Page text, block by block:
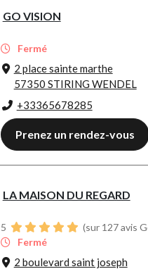
GO VISION
Fermé
2 place sainte marthe
57350 STIRING WENDEL
+33365678285
Prenez un rendez-vous
LA MAISON DU REGARD
5
(sur 127 avis
Fermé
2 boulevard saint joseph